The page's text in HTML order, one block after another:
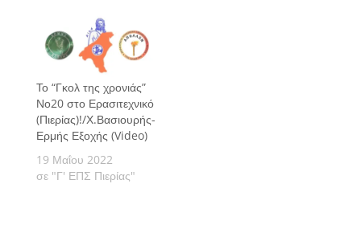
Το “Γκολ της χρονιάς”
Νο20 στο Ερασιτεχνικό
(Πιερίας)!/Χ.Βασιουρής-
Ερμής Εξοχής (Video)
19 Μαΐου 2022
σε "Γ' ΕΠΣ Πιερίας"